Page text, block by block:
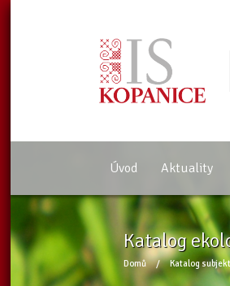
Úvod Aktuality
Katalog
Domů / Katalog